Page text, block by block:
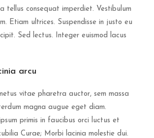
tellus consequat imperdiet. Vestibulum
Etiam ultrices. Suspendisse in justo eu
Sed lectus. Integer euismod lacus
arcu
vitae pharetra auctor, sem massa
magna augue eget diam.
primis in faucibus orci luctus et
Curae; Morbi lacinia molestie dui.